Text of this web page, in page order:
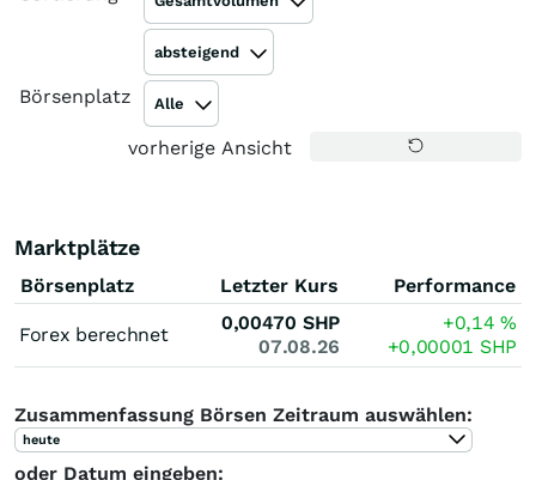
absteigend
Börsenplatz Alle
vorherige Ansicht
Marktplätze
Börsenplatz Letzter Kurs Performance
Forex berechnet
0,00470 SHP
07.08.26
+0,14%
+0,00001 SHP
Zusammenfassung Börsen Zeitraum auswählen:
heute
oder Datum eingeben: